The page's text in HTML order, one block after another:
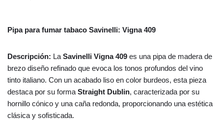
Pipa para fumar tabaco Savinelli: Vigna 409
Descripción: La Savinelli Vigna 409 es una pipa de madera de
brezo diseño refinado que evoca los tonos profundos del vino
tinto italiano. Con un acabado liso en color burdeos, esta pieza
destaca por su forma Straight Dublin, caracterizada por su
hornillo cónico y una caña redonda, proporcionando una estética
clásica y sofisticada.